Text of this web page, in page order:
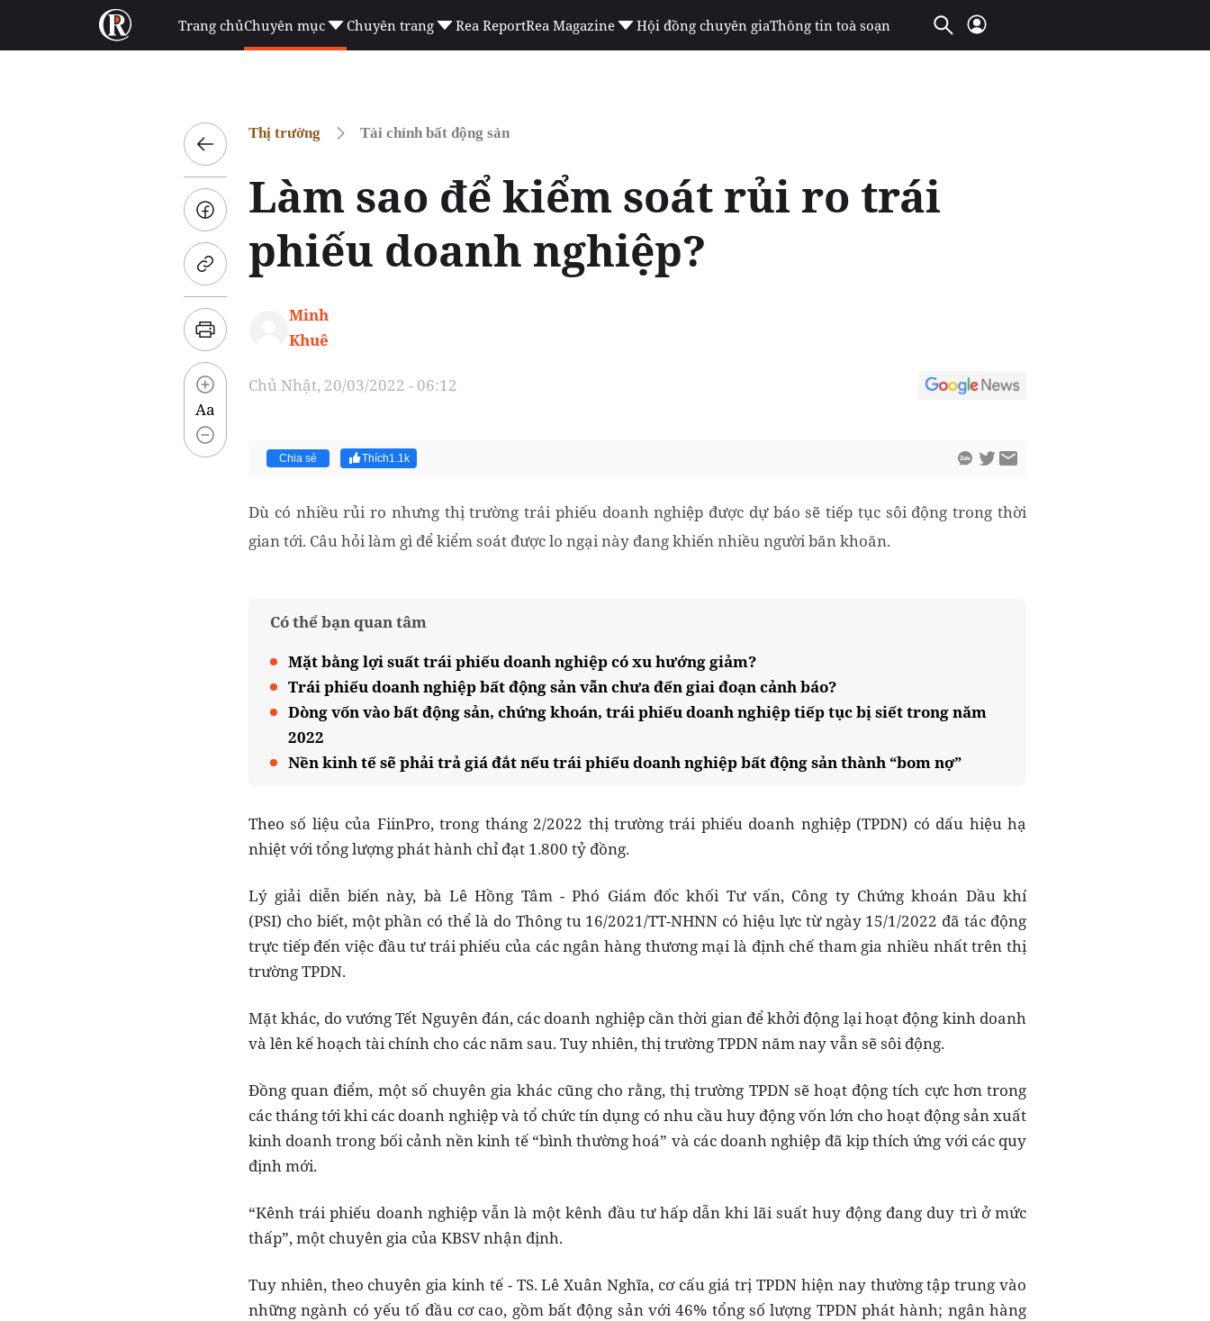
Trang chủChuyên mục Chuyên trang Rea ReportRea Magazine Hội đồng chuyên giaThông tin toà soạn
Aa
Thị trường Tài chính bất động sản
Làm sao để kiểm soát rủi ro trái
phiếu doanh nghiệp?
Minh
Khuê
Chủ Nhật, 20/03/2022 - 06:12
Chia sẻ Thích1.1k
Dù có nhiều rủi ro nhưng thị trường trái phiếu doanh nghiệp được dự báo sẽ tiếp tục sôi động trong thời
gian tới. Câu hỏi làm gì để kiểm soát được lo ngại này đang khiến nhiều người băn khoăn.
Có thể bạn quan tâm
Mặt bằng lợi suất trái phiếu doanh nghiệp có xu hướng giảm?
Trái phiếu doanh nghiệp bất động sản vẫn chưa đến giai đoạn cảnh báo?
Dòng vốn vào bất động sản, chứng khoán, trái phiếu doanh nghiệp tiếp tục bị siết trong năm
2022
Nền kinh tế sẽ phải trả giá đắt nếu trái phiếu doanh nghiệp bất động sản thành “bom nợ”
Theo số liệu của FiinPro, trong tháng 2/2022 thị trường trái phiếu doanh nghiệp (TPDN) có dấu hiệu hạ
nhiệt với tổng lượng phát hành chỉ đạt 1.800 tỷ đồng.
Lý giải diễn biến này, bà Lê Hồng Tâm - Phó Giám đốc khối Tư vấn, Công ty Chứng khoán Dầu khí
(PSI) cho biết, một phần có thể là do Thông tu 16/2021/TT-NHNN có hiệu lực từ ngày 15/1/2022 đã tác động
trực tiếp đến việc đầu tư trái phiếu của các ngân hàng thương mại là định chế tham gia nhiều nhất trên thị
trường TPDN.
Mặt khác, do vướng Tết Nguyên đán, các doanh nghiệp cần thời gian để khởi động lại hoạt động kinh doanh
và lên kế hoạch tài chính cho các năm sau. Tuy nhiên, thị trường TPDN năm nay vẫn sẽ sôi động.
Đồng quan điểm, một số chuyên gia khác cũng cho rằng, thị trường TPDN sẽ hoạt động tích cực hơn trong
các tháng tới khi các doanh nghiệp và tổ chức tín dụng có nhu cầu huy động vốn lớn cho hoạt động sản xuất
kinh doanh trong bối cảnh nền kinh tế “bình thường hoá” và các doanh nghiệp đã kịp thích ứng với các quy
định mới.
“Kênh trái phiếu doanh nghiệp vẫn là một kênh đầu tư hấp dẫn khi lãi suất huy động đang duy trì ở mức
thấp”, một chuyên gia của KBSV nhận định.
Tuy nhiên, theo chuyên gia kinh tế - TS. Lê Xuân Nghĩa, cơ cấu giá trị TPDN hiện nay thường tập trung vào
những ngành có yếu tố đầu cơ cao, gồm bất động sản với 46% tổng số lượng TPDN phát hành; ngân hàng